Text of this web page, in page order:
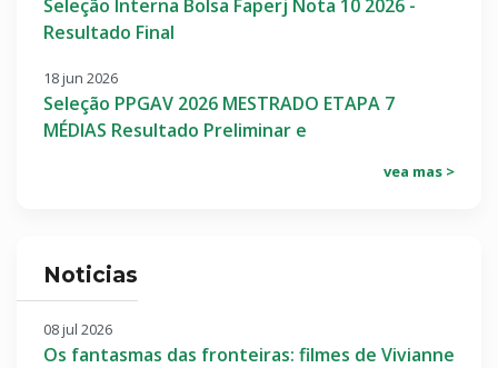
Seleção Interna Bolsa Faperj Nota 10 2026 -
Resultado Final
18 jun 2026
Seleção PPGAV 2026 MESTRADO ETAPA 7
MÉDIAS Resultado Preliminar e
vea mas >
Noticias
08 jul 2026
Os fantasmas das fronteiras: filmes de Vivianne